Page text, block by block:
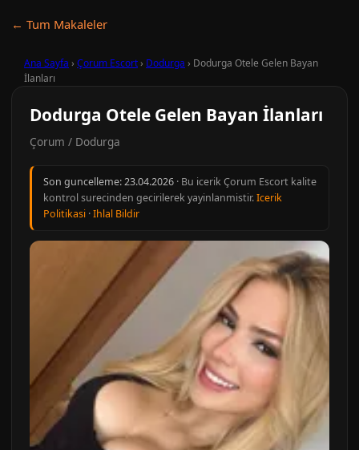
← Tum Makaleler
Ana Sayfa › Çorum Escort› Dodurga › Dodurga Otele Gelen Bayan
İlanları
Dodurga Otele Gelen Bayan İlanları
Çorum / Dodurga
Son guncelleme:23.04.2026 · Bu icerik Çorum Escort kalite
kontrol surecinden gecirilerek yayinlanmistir.Icerik
Politikasi ·Ihlal Bildir